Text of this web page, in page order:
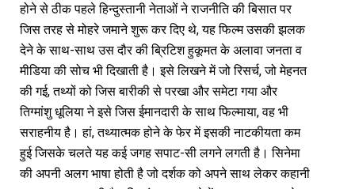
होने से ठीक पहले हिन्दुस्तानी नेताओं ने राजनीति की बिसात पर
जिस तरह से मोहरे जमाने शुरू कर दिए थे, यह फिल्म उसकी झलक
देने के साथ-साथ उस दौर की ब्रिटिश हुकूमत के अलावा जनता व
मीडिया की सोच भी दिखाती है। इसे लिखने में जो रिसर्च, जो मेहनत
की गई, तथ्यों को जिस बारीकी से परखा और समेटा गया और
तिग्मांशु धूलिया ने इसे जिस ईमानदारी के साथ फिल्माया, वह भी
सराहनीय है। हां, तथ्यात्मक होने के फेर में इसकी नाटकीयता कम
हुई जिसके चलते यह कई जगह सपाट-सी लगने लगती है। सिनेमा
की अपनी अलग भाषा होती है जो दर्शक को अपने साथ लेकर कहानी